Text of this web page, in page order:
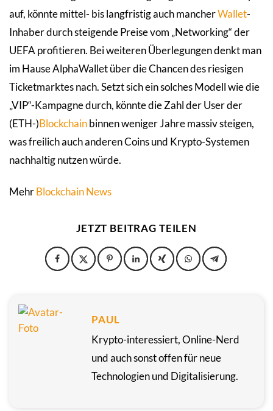
auf, könnte mittel- bis langfristig auch mancherWallet-
Inhaber durch steigende Preise vom „Networking“ der
UEFA profitieren. Bei weiteren Überlegungen denkt man
im Hause AlphaWallet über die Chancen des riesigen
Ticketmarktes nach. Setzt sich ein solches Modell wie die
„VIP“-Kampagne durch, könnte die Zahl der User der
(ETH-)Blockchainbinnen weniger Jahre massiv steigen,
was freilich auch anderen Coins und Krypto-Systemen
nachhaltig nutzen würde.
MehrBlockchain News
JETZT BEITRAG TEILEN
PAUL
Krypto-interessiert, Online-Nerd
und auch sonst offen für neue
Technologien und Digitalisierung.